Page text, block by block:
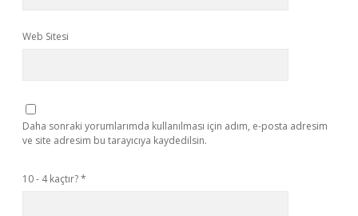
Web Sitesi
Daha sonraki yorumlarımda kullanılması için adım, e-posta adresim
ve site adresim bu tarayıcıya kaydedilsin.
10 - 4 kaçtır?*